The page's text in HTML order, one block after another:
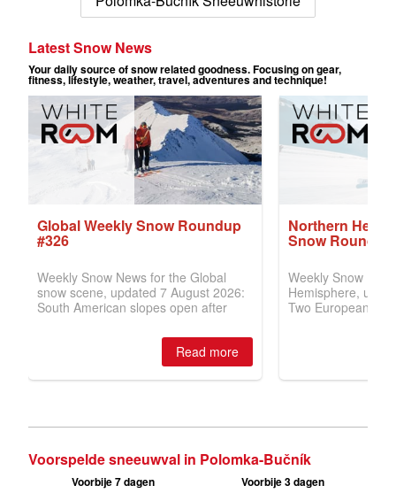
Voorspelde sneeuwval in Polomka-Bučník
Voorbije 7 dagen Voorbije 3 dagen